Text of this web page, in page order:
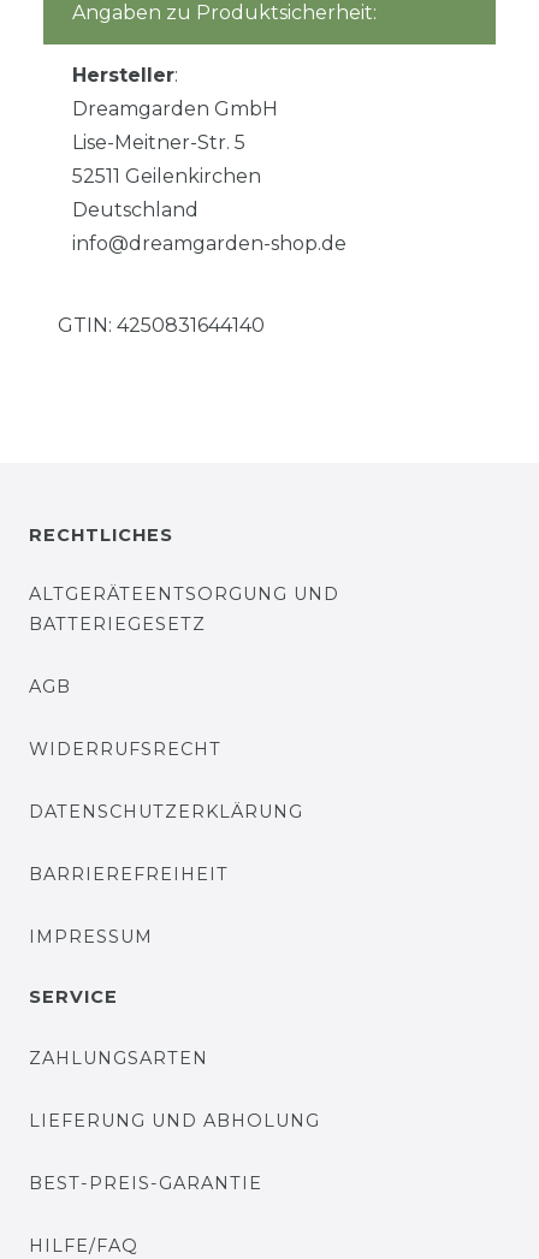
Angaben zu Produktsicherheit:
Hersteller:
Dreamgarden GmbH
Lise-Meitner-Str. 5
52511 Geilenkirchen
Deutschland
info@dreamgarden-shop.de
GTIN: 4250831644140
RECHTLICHES
ALTGERÄTEENTSORGUNG UND
BATTERIEGESETZ
AGB
WIDERRUFSRECHT
DATENSCHUTZERKLÄRUNG
BARRIEREFREIHEIT
IMPRESSUM
SERVICE
ZAHLUNGSARTEN
LIEFERUNG UND ABHOLUNG
BEST-PREIS-GARANTIE
HILFE/FAQ